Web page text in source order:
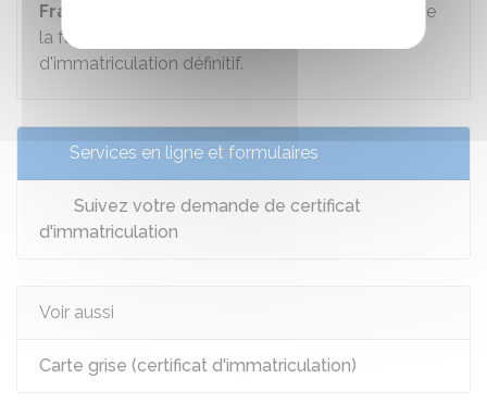
France
, avec votre CPI. Il vous permet d'attendre
la fabrication et l'expédition de votre certificat
d'immatriculation définitif.
Services en ligne et formulaires
Suivez votre demande de certificat
d'immatriculation
Voir aussi
Carte grise (certificat d'immatriculation)